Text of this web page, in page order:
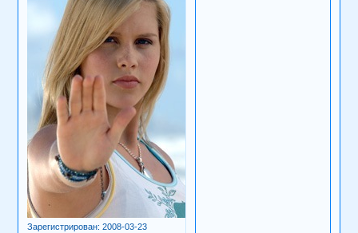
Зарегистрирован: 2008-03-23